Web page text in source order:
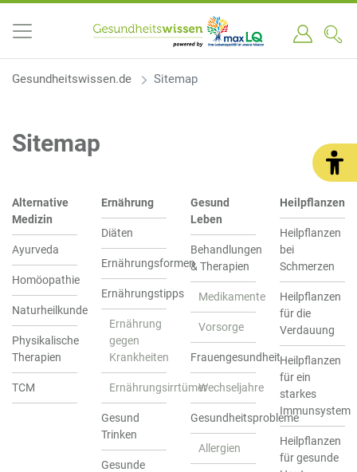
Gesundheitswissen.de Sitemap
Sitemap
Alternative
Medizin
Ayurveda
Homöopathie
Naturheilkunde
Physikalische
Therapien
TCM
Ernährung
Diäten
Ernährungsformen
Ernährungstipps
Ernährung
gegen
Krankheiten
Ernährungsirrtümer
Gesund
Trinken
Gesunde
Gesund
Leben
Behandlungen
& Therapien
Medikamente
Vorsorge
Frauengesundheit
Wechseljahre
Gesundheitsprobleme
Allergien
Heilpflanzen
Heilpflanzen
bei
Schmerzen
Heilpflanzen
für die
Verdauung
Heilpflanzen
für ein
starkes
Immunsystem
Heilpflanzen
für gesunde